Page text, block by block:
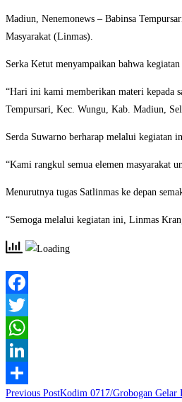
Madiun, Nenemonews – Babinsa
Masyarakat (Linmas).
Serka Ketut menyampaikan bahwa
“Hari ini kami memberikan materi kepada
Tempursari, Kec. Wungu, Kab. Madiun,
Serda Suwarno berharap melalui kegiatan
“Kami rangkul semua elemen masyarakat
Menurutnya tugas Satlinmas ke depan
“Semoga melalui kegiatan ini, Linmas
Facebook
Twitter
WhatsApp
LinkedIn
Share
Read
Previous PostKodim 0717/Grobogan Gelar